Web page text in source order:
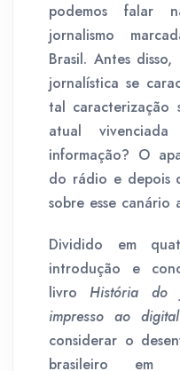
podemos falar
jornalismo
Brasil. Antes
jornalística se
tal caracterização
atual
informação? O
do rádio e depois
sobre esse canário
Dividido em
introdução e
livroHistória do
impresso ao digital
considerar o
brasileiro em